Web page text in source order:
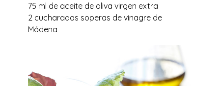
75 ml de aceite de oliva virgen extra
2 cucharadas soperas de vinagre de
Módena